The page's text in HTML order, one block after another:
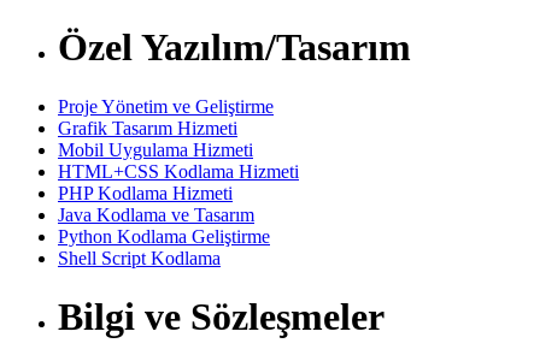
Özel Yazılım/Tasarım
Proje Yönetim ve Geliştirme
Grafik Tasarım Hizmeti
Mobil Uygulama Hizmeti
HTML+CSS Kodlama Hizmeti
PHP Kodlama Hizmeti
Java Kodlama ve Tasarım
Python Kodlama Geliştirme
Shell Script Kodlama
Bilgi ve Sözleşmeler